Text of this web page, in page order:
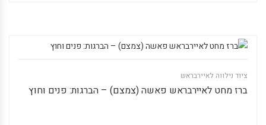
ציוד נילווה לאיירבראש
ברז מחט לאיירבראש פאשה (צמצם) – הברגות: פנים וחוץ